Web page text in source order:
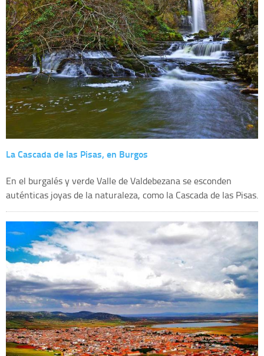
La Cascada de las Pisas, en Burgos
En el burgalés y verde Valle de Valdebezana se esconden
auténticas joyas de la naturaleza, como la Cascada de las Pisas.